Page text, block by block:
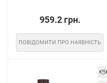
959.2 грн.
ПОВІДОМИТИ ПРО НАЯВНІСТЬ